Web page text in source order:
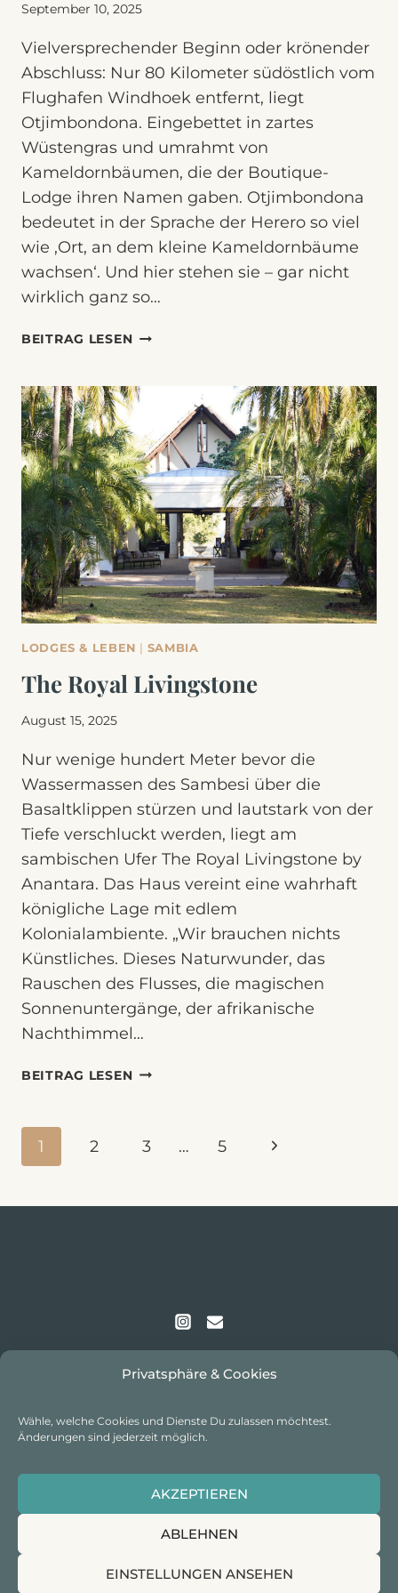
Privatsphäre & Cookies
Wähle, welche Cookies und Dienste Du zulassen möchtest.
Änderungen sind jederzeit möglich.
AKZEPTIEREN
ABLEHNEN
EINSTELLUNGEN ANSEHEN
September 10, 2025
Vielversprechender Beginn oder krönender
Abschluss: Nur 80 Kilometer südöstlich vom
Flughafen Windhoek entfernt, liegt
Otjimbondona. Eingebettet in zartes
Wüstengras und umrahmt von
Kameldornbäumen, die der Boutique-
Lodge ihren Namen gaben. Otjimbondona
bedeutet in der Sprache der Herero so viel
wie ‚Ort, an dem kleine Kameldornbäume
wachsen‘. Und hier stehen sie – gar nicht
wirklich ganz so…
BEITRAG LESENOTJIMBONDONA
LODGES & LEBEN SAMBIA
The Royal Livingstone
August 15, 2025
Nur wenige hundert Meter bevor die
Wassermassen des Sambesi über die
Basaltklippen stürzen und lautstark von der
Tiefe verschluckt werden, liegt am
sambischen Ufer The Royal Livingstone by
Anantara. Das Haus vereint eine wahrhaft
königliche Lage mit edlem
Kolonialambiente. „Wir brauchen nichts
Künstliches. Dieses Naturwunder, das
Rauschen des Flusses, die magischen
Sonnenuntergänge, der afrikanische
Nachthimmel…
BEITRAG LESENTHE
Seitennavigation
1 2 3 … 5
Nächste
DATENSCHUTZ
RICHTLINIE